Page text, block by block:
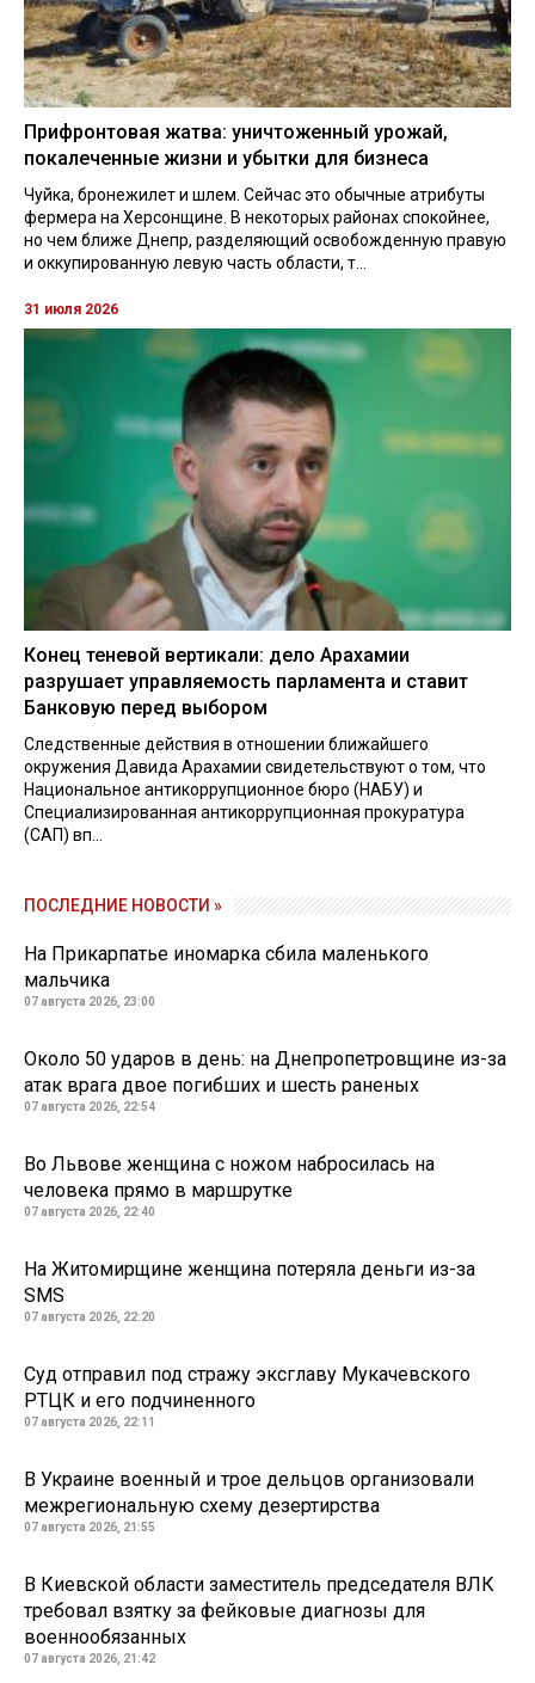
Прифронтовая жатва: уничтоженный урожай,
покалеченные жизни и убытки для бизнеса
Чуйка, бронежилет и шлем. Сейчас это обычные атрибуты
фермера на Херсонщине. В некоторых районах спокойнее,
но чем ближе Днепр, разделяющий освобожденную правую
и оккупированную левую часть области, т...
31 июля 2026
Конец теневой вертикали: дело Арахамии
разрушает управляемость парламента и ставит
Банковую перед выбором
Следственные действия в отношении ближайшего
окружения Давида Арахамии свидетельствуют о том, что
Национальное антикоррупционное бюро (НАБУ) и
Специализированная антикоррупционная прокуратура
(САП) вп...
ПОСЛЕДНИЕ НОВОСТИ »
На Прикарпатье иномарка сбила маленького
мальчика
07 августа 2026, 23:00
Около 50 ударов в день: на Днепропетровщине из-за
атак врага двое погибших и шесть раненых
07 августа 2026, 22:54
Во Львове женщина с ножом набросилась на
человека прямо в маршрутке
07 августа 2026, 22:40
На Житомирщине женщина потеряла деньги из-за
SMS
07 августа 2026, 22:20
Суд отправил под стражу эксглаву Мукачевского
РТЦК и его подчиненного
07 августа 2026, 22:11
В Украине военный и трое дельцов организовали
межрегиональную схему дезертирства
07 августа 2026, 21:55
В Киевской области заместитель председателя ВЛК
требовал взятку за фейковые диагнозы для
военнообязанных
07 августа 2026, 21:42